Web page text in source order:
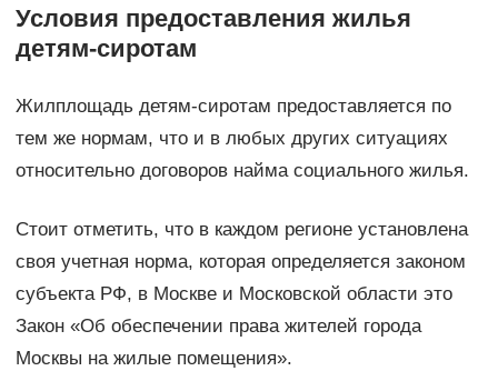
Условия предоставления жилья
детям-сиротам
Жилплощадь детям-сиротам предоставляется по
тем же нормам, что и в любых других ситуациях
относительно договоров найма социального жилья.
Стоит отметить, что в каждом регионе установлена
своя учетная норма, которая определяется законом
субъекта РФ, в Москве и Московской области это
Закон «Об обеспечении права жителей города
Москвы на жилые помещения».